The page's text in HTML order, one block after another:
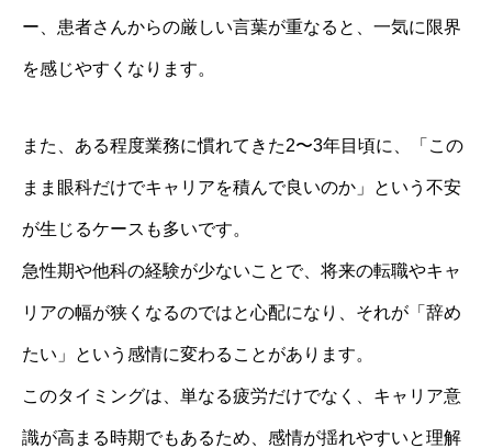
ー、患者さんからの厳しい言葉が重なると、一気に限界
を感じやすくなります。
また、ある程度業務に慣れてきた2〜3年目頃に、「この
まま眼科だけでキャリアを積んで良いのか」という不安
が生じるケースも多いです。
急性期や他科の経験が少ないことで、将来の転職やキャ
リアの幅が狭くなるのではと心配になり、それが「辞め
たい」という感情に変わることがあります。
このタイミングは、単なる疲労だけでなく、キャリア意
識が高まる時期でもあるため、感情が揺れやすいと理解